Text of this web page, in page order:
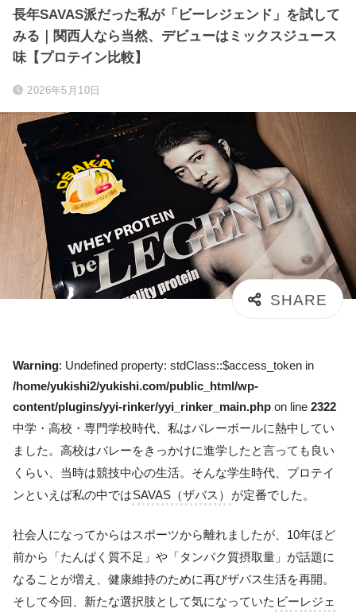
長年SAVAS派だった私が「ビーレジェンド」を試して
みる｜関西人なら当然、デビューはミックスジュース
味【プロテイン比較】
2026年5月10日
Warning: Undefined property: stdClass::$access_token in
/home/yukishi2/yukishi.com/public_html/wp-
content/plugins/yyi-rinker/yyi_rinker_main.php on line 2322
中学・高校・専門学校時代、私はバレーボールに熱中してい
ました。高校はバレーをきっかけに進学したと言っても良い
くらい、当時は競技中心の生活。そんな学生時代、プロテイ
ンといえば私の中ではSAVAS（ザバス） が定番でした。
社会人になってからはスポーツから離れましたが、10年ほど
前から「たんぱく質不足」や「タンパク質摂取量」が話題に
なることが増え、健康維持のために再びザバス生活を再開。
そして今回、新たな選択肢として気になっていた ビーレジェ